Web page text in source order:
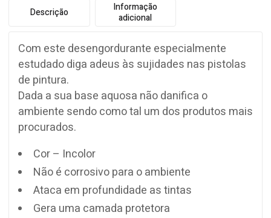
Descrição
Informação
adicional
Com este desengordurante especialmente
estudado diga adeus às sujidades nas pistolas
de pintura.
Dada a sua base aquosa não danifica o
ambiente sendo como tal um dos produtos mais
procurados.
Cor – Incolor
Não é corrosivo para o ambiente
Ataca em profundidade as tintas
Gera uma camada protetora